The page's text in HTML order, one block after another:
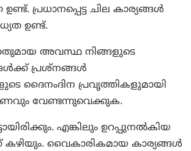
പ്രധാനപ്പെട്ട ചില കാര്യങ്ങള്‍
ഉണ്ട്.
അവസ്ഥ നിങ്ങളുടെ
പ്രശ്‌നങ്ങൾ
ദൈനംദിന പ്രവൃത്തികളുമായി
വേണ്ടന്നുവെക്കുക.
എങ്കിലും ഉറപ്പുനൽകിയ
കഴിയും. വൈകാരികമായ കാര്യങ്ങൾ